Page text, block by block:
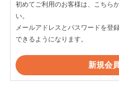
初めてご利用のお客様は、こちら
い。
メールアドレスとパスワードを登
できるようになります。